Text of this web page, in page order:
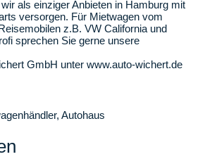
als einziger Anbieten in Hamburg mit
versorgen. Für Mietwagen vom
z.B. VW California und
sprechen Sie gerne unsere
GmbH unter www.auto-wichert.de
Autohaus